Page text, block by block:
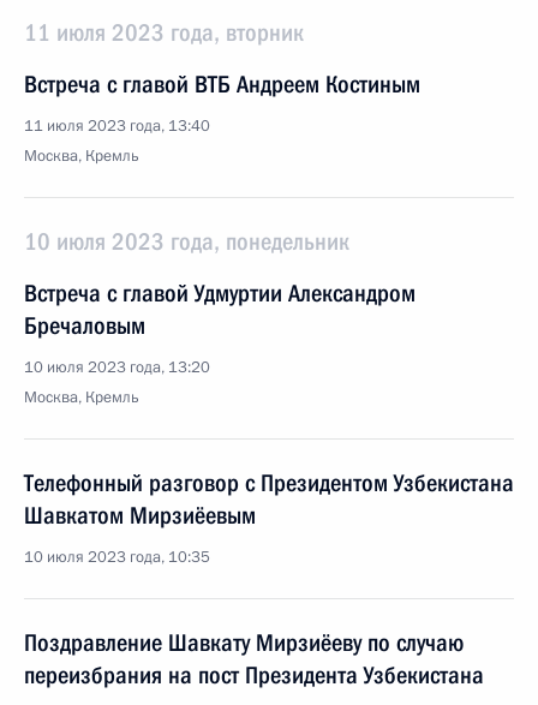
11 июля 2023 года, вторник
Встреча с главой ВТБ Андреем Костиным
11 июля 2023 года, 13:40
Москва, Кремль
10 июля 2023 года, понедельник
Встреча с главой Удмуртии Александром
Бречаловым
10 июля 2023 года, 13:20
Москва, Кремль
Телефонный разговор с Президентом Узбекистана
Шавкатом Мирзиёевым
10 июля 2023 года, 10:35
Поздравление Шавкату Мирзиёеву по случаю
переизбрания на пост Президента Узбекистана